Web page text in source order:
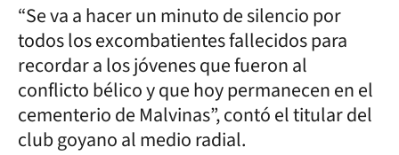
“Se va a hacer un minuto de silencio por
todos los excombatientes fallecidos para
recordar a los jóvenes que fueron al
conflicto bélico y que hoy permanecen en el
cementerio de Malvinas”, contó el titular del
club goyano al medio radial.